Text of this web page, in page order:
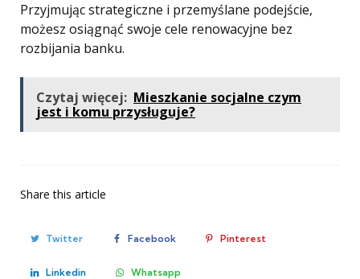
Przyjmując strategiczne i przemyślane podejście,
możesz osiągnąć swoje cele renowacyjne bez
rozbijania banku.
Czytaj więcej: Mieszkanie socjalne czym
jest i komu przysługuje?
Share this article
Twitter Facebook Pinterest
Linkedin Whatsapp